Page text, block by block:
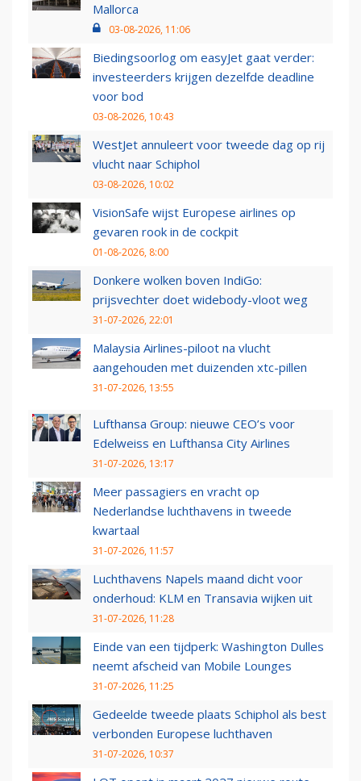
Mallorca
03-08-2026, 11:06
Biedingsoorlog om easyJet gaat verder:
investeerders krijgen dezelfde deadline
voor bod
03-08-2026, 10:43
WestJet annuleert voor tweede dag op rij
vlucht naar Schiphol
03-08-2026, 10:02
VisionSafe wijst Europese airlines op
gevaren rook in de cockpit
01-08-2026, 8:00
Donkere wolken boven IndiGo:
prijsvechter doet widebody-vloot weg
31-07-2026, 22:01
Malaysia Airlines-piloot na vlucht
aangehouden met duizenden xtc-pillen
31-07-2026, 13:55
Lufthansa Group: nieuwe CEO’s voor
Edelweiss en Lufthansa City Airlines
31-07-2026, 13:17
Meer passagiers en vracht op
Nederlandse luchthavens in tweede
kwartaal
31-07-2026, 11:57
Luchthavens Napels maand dicht voor
onderhoud: KLM en Transavia wijken uit
31-07-2026, 11:28
Einde van een tijdperk: Washington Dulles
neemt afscheid van Mobile Lounges
31-07-2026, 11:25
Gedeelde tweede plaats Schiphol als best
verbonden Europese luchthaven
31-07-2026, 10:37